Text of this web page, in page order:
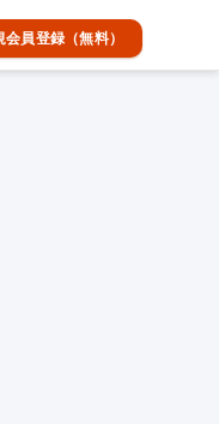
会員登録（無料）